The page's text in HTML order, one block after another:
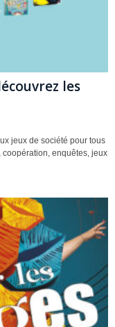
les
jeux de société pour tous
coopération, enquêtes, jeux